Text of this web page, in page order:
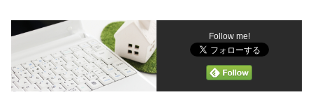
Follow me!